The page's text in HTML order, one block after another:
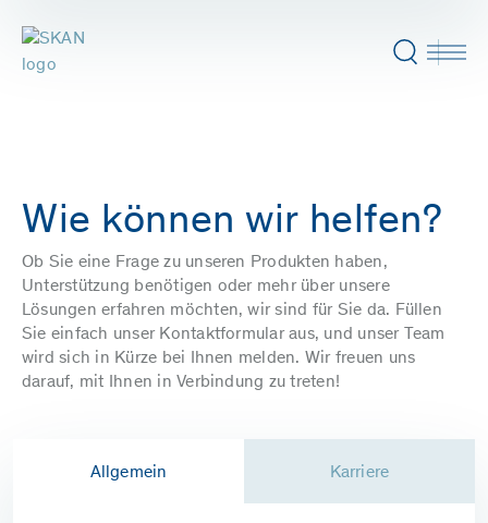
Wie können wir helfen?
Ob Sie eine Frage zu unseren Produkten haben,
Unterstützung benötigen oder mehr über unsere
Lösungen erfahren möchten, wir sind für Sie da. Füllen
Sie einfach unser Kontaktformular aus, und unser Team
wird sich in Kürze bei Ihnen melden. Wir freuen uns
darauf, mit Ihnen in Verbindung zu treten!
Allgemein Karriere